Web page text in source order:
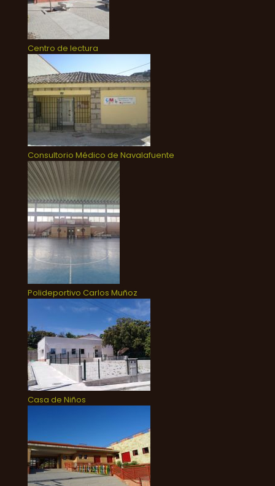
Centro de lectura
Consultorio Médico de Navalafuente
Polideportivo Carlos Muñoz
Casa de Niños